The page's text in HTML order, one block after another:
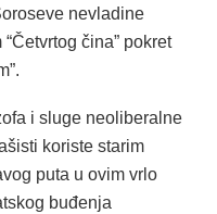
nevladine
čina” pokret
i sluge neoliberalne
koriste starim
puta u ovim vrlo
buđenja